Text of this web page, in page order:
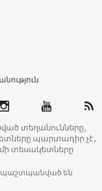
տեղանունները,
պարտադիր չէ,
տեսակետները
պաշտպանված են